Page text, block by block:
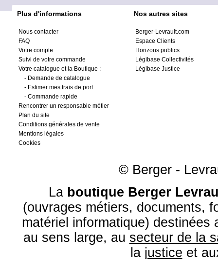
Plus d'informations
Nous contacter
FAQ
Votre compte
Suivi de votre commande
Votre catalogue et la Boutique :
- Demande de catalogue
- Estimer mes frais de port
- Commande rapide
Rencontrer un responsable métier
Plan du site
Conditions générales de vente
Mentions légales
Cookies
Nos autres sites
Berger-Levrault.com
Espace Clients
Horizons publics
Légibase Collectivités
Légibase Justice
© Berger -
La boutique Berger
(ouvrages métiers, documents,
matériel informatique) destinées
au sens large, au secteur de la
la justice et